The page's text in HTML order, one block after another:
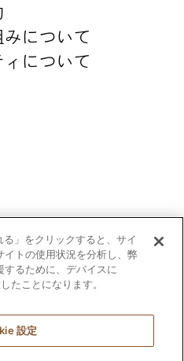
について
について
」をクリックすると、サイ
イトの使用状況を分析し、弊
るために、デバイスに
たことになります。
設定